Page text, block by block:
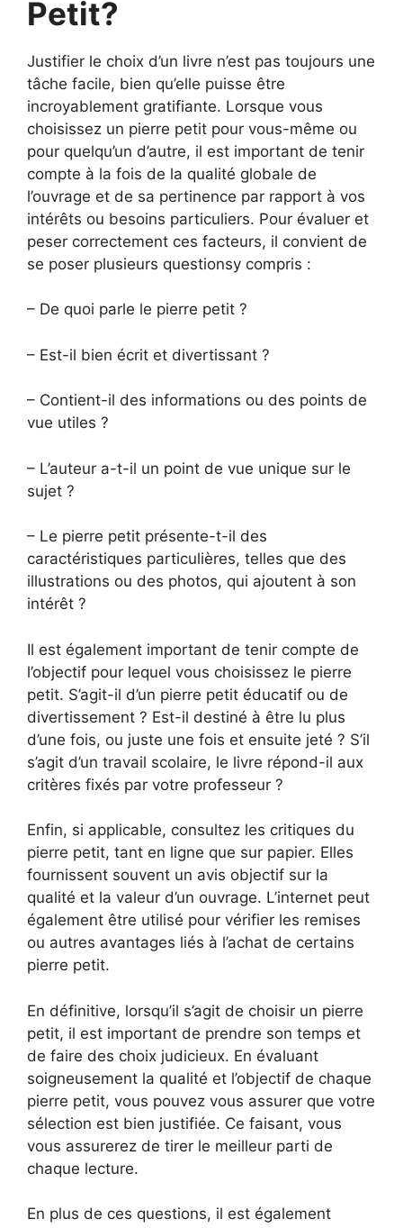
Petit?
Justifier le choix d’un livre n’est pas toujours une
tâche facile, bien qu’elle puisse être
incroyablement gratifiante. Lorsque vous
choisissez un pierre petit pour vous-même ou
pour quelqu’un d’autre, il est important de tenir
compte à la fois de la qualité globale de
l’ouvrage et de sa pertinence par rapport à vos
intérêts ou besoins particuliers. Pour évaluer et
peser correctement ces facteurs, il convient de
se poser plusieurs questionsy compris :
– De quoi parle le pierre petit ?
– Est-il bien écrit et divertissant ?
– Contient-il des informations ou des points de
vue utiles ?
– L’auteur a-t-il un point de vue unique sur le
sujet ?
– Le pierre petit présente-t-il des
caractéristiques particulières, telles que des
illustrations ou des photos, qui ajoutent à son
intérêt ?
Il est également important de tenir compte de
l’objectif pour lequel vous choisissez le pierre
petit. S’agit-il d’un pierre petit éducatif ou de
divertissement ? Est-il destiné à être lu plus
d’une fois, ou juste une fois et ensuite jeté ? S’il
s’agit d’un travail scolaire, le livre répond-il aux
critères fixés par votre professeur ?
Enfin, si applicable, consultez les critiques du
pierre petit, tant en ligne que sur papier. Elles
fournissent souvent un avis objectif sur la
qualité et la valeur d’un ouvrage. L’internet peut
également être utilisé pour vérifier les remises
ou autres avantages liés à l’achat de certains
pierre petit.
En définitive, lorsqu’il s’agit de choisir un pierre
petit, il est important de prendre son temps et
de faire des choix judicieux. En évaluant
soigneusement la qualité et l’objectif de chaque
pierre petit, vous pouvez vous assurer que votre
sélection est bien justifiée. Ce faisant, vous
vous assurerez de tirer le meilleur parti de
chaque lecture.
En plus de ces questions, il est également